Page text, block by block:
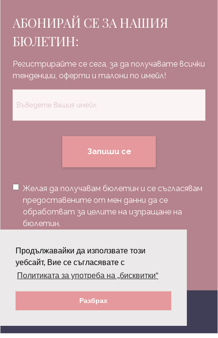
Продължавайки да използвате този
уебсайт, Вие се съгласявате с
Политиката за употреба на „бисквитки“
Разбрах
АБОНИРАЙ СЕ ЗА НАШИЯ
БЮЛЕТИН:
Регистрирайте се сега, за да получавате всички
тенденции, оферти и талони по имейл!
Запиши се
Желая да получавам бюлетин и се съгласявам
предоставените от мен данни да се
обработват за целите на изпращане на
бюлетин.
Последвай ни:
© 2026 Grazia.bg - Всички права запазени